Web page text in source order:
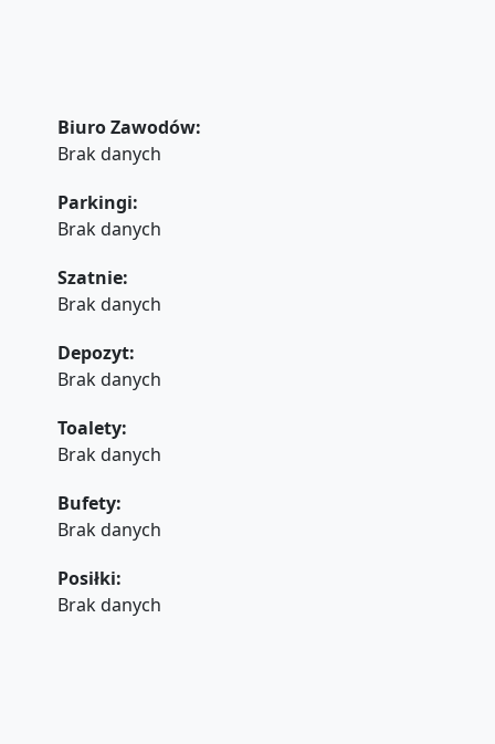
Biuro Zawodów:
Brak danych
Parkingi:
Brak danych
Szatnie:
Brak danych
Depozyt:
Brak danych
Toalety:
Brak danych
Bufety:
Brak danych
Posiłki:
Brak danych